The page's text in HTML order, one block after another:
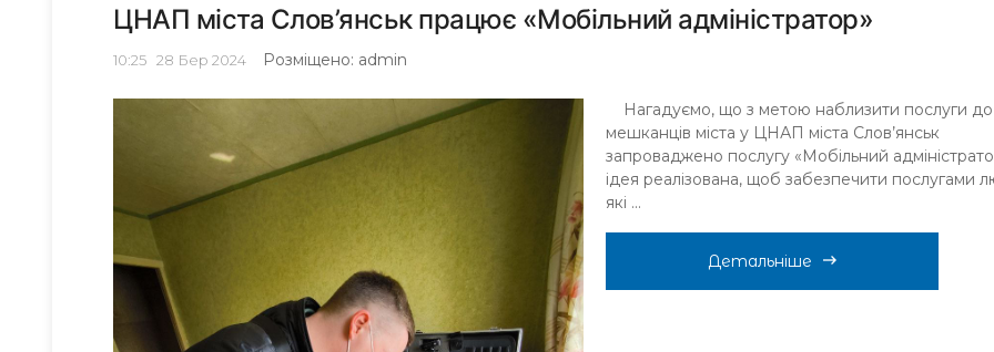
ЦНАП міста Слов’янськ працює «Мобільний адміністратор»
10:25 28 Бер 2024 Розміщено: admin
Нагадуємо, що з метою наблизити послуги до
мешканців міста у ЦНАП міста Слов’янськ
запроваджено послугу «Мобільний
ідея реалізована, щоб забезпечити послугами
які ...
Детальніше